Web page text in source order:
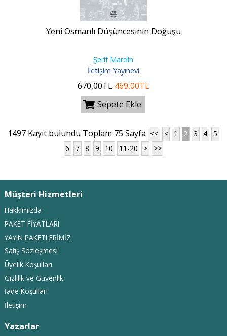
Yeni Osmanlı Düşüncesinin Doğuşu
Şerif Mardin
İletişim Yayınevi
670,00TL 469,00TL
Sepete Ekle
1497 Kayıt bulundu Toplam 75 Sayfa << < 1 2 3 4
5
6
7 8 9 10 11-20 > >>
Müşteri Hizmetleri
Hakkımızda
PAKET FİYATLARI
YAYIN PAKETLERİMİZ
Satış Sözleşmesi
Üyelik Koşulları
Gizlilik ve Güvenlik
İade Koşulları
İletişim
Yazarlar